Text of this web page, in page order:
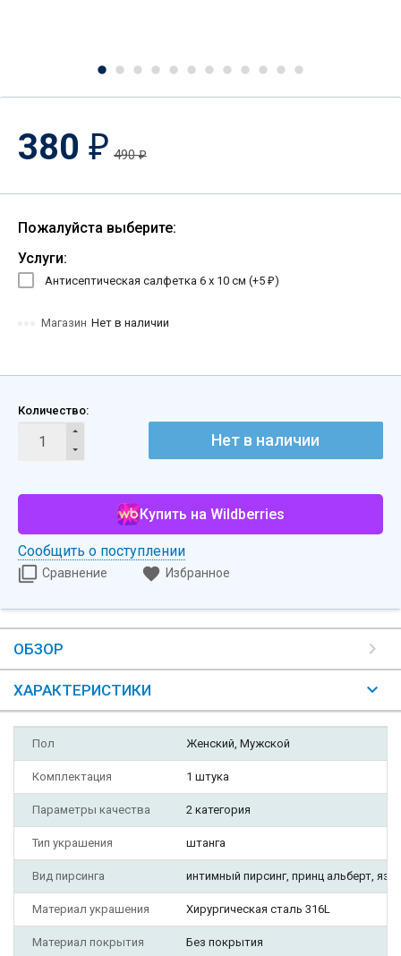
380 ₽ 490₽
Пожалуйста выберите:
Услуги:
Антисептическая салфетка 6 х 10 см (+5 ₽)
Магазин Нет в наличии
Количество:
Нет в наличии
Купить на Wildberries
Сообщить о поступлении
Сравнение Избранное
ОБЗОР
ХАРАКТЕРИСТИКИ
Пол Женский, Мужской
Комплектация 1 штука
Параметры качества 2 категория
Тип украшения штанга
Вид пирсинга интимный пирсинг, принц альберт,
Материал украшения Хирургическая сталь 316L
Материал покрытия Без покрытия